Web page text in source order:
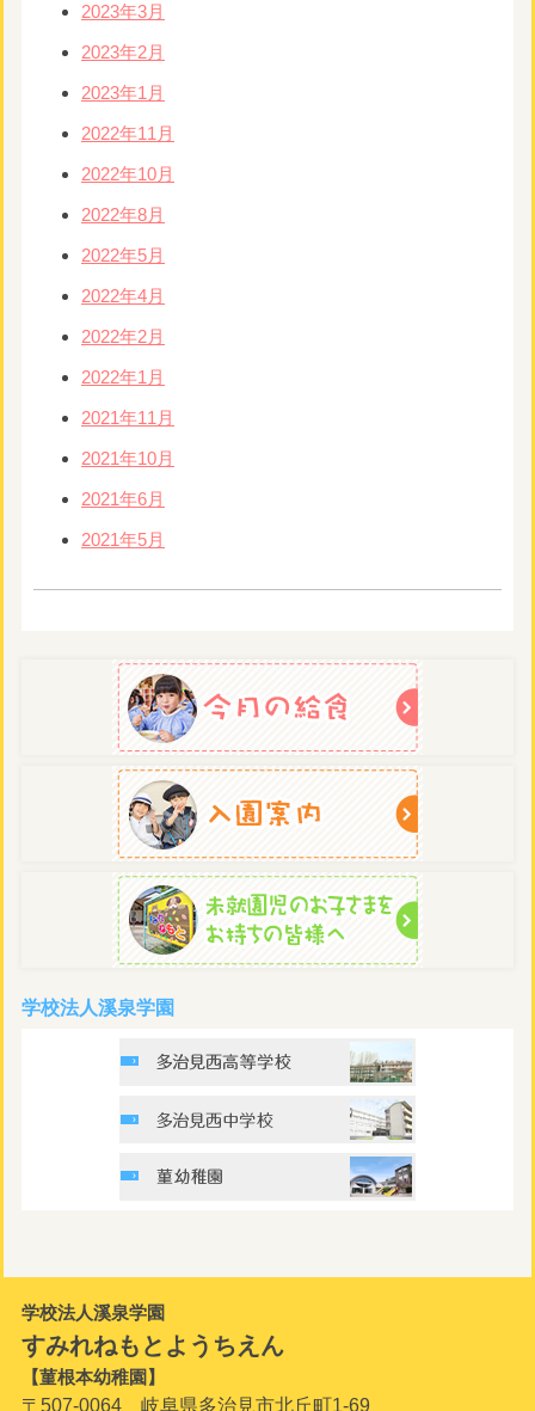
2023年3月
2023年2月
2023年1月
2022年11月
2022年10月
2022年8月
2022年5月
2022年4月
2022年2月
2022年1月
2021年11月
2021年10月
2021年6月
2021年5月
学校法人溪泉学園
学校法人溪泉学園
すみれねもとようちえん
【菫根本幼稚園】
〒507-0064 岐阜県多治見市北丘町1-69